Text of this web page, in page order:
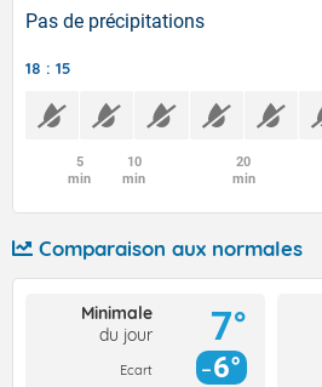
Pas de précipitations
18 : 15
5
min
10
min
20
min
Comparaison aux normales
Minimale
du jour
Ecart
7°
6°